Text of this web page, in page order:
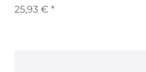
25,93 € *